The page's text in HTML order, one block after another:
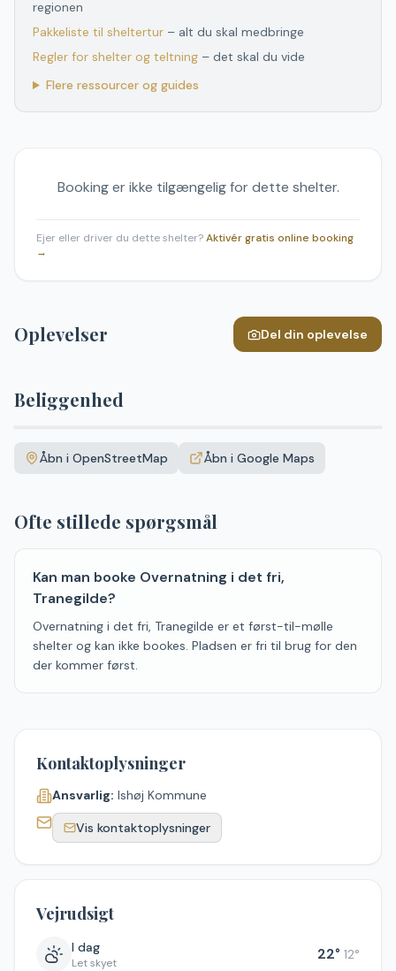
regionen
Pakkeliste til sheltertur – alt du skal medbringe
Regler for shelter og teltning – det skal du vide
Flere ressourcer og guides
Booking er ikke tilgængelig for dette shelter.
Ejer eller driver du dette shelter?Aktivér gratis online booking
→
Oplevelser Del din oplevelse
Beliggenhed
+Åbn i OpenStreetMap Åbn i Google Maps
Ofte stillede spørgsmål
Kan man booke Overnatning i det fri,
Tranegilde?
Overnatning i det fri, Tranegilde er et først-til-mølle
shelter og kan ikke bookes. Pladsen er fri til brug for den
der kommer først.
Kontaktoplysninger
Ansvarlig: Ishøj Kommune
Vis kontaktoplysninger
Vejrudsigt
I dag
Let skyet 22° 12°